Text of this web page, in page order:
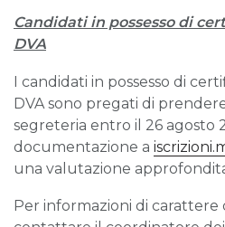
Candidati in possesso di
DVA
I candidati in possesso di
DVA sono pregati di
segreteria entro il 26 agosto
documentazione a
una valutazione
Per informazioni di carattere